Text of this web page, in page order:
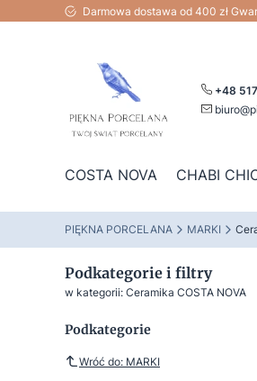
Darmowa dostawa od 400 zł
+48
COSTA NOVA CHABI
PIĘKNA PORCELANA MARKI
Podkategorie i filtry
w kategorii: Ceramika COSTA NOVA
Podkategorie
Wróć do: MARKI